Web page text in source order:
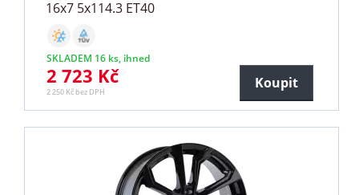
16x7 5x114.3 ET40
SKLADEM 16 ks, ihned
2 723 Kč
2 250 Kč bez DPH
Koupit